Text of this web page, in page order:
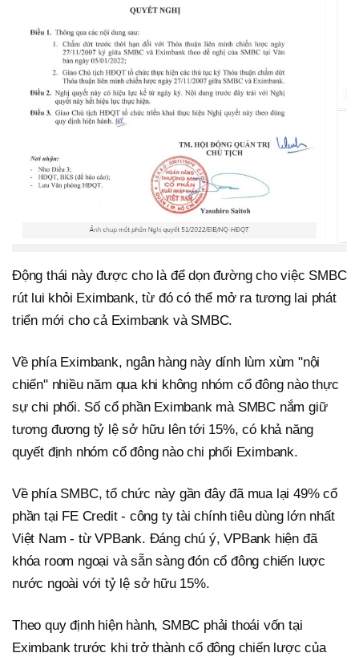
Động thái này được cho là để dọn đường cho việc SMBC
rút lui khỏi Eximbank, từ đó có thể mở ra tương lai phát
triển mới cho cả Eximbank và SMBC.
Về phía Eximbank, ngân hàng này dính lùm xùm "nội
chiến" nhiều năm qua khi không nhóm cổ đông nào thực
sự chi phối. Số cổ phần Eximbank mà SMBC nắm giữ
tương đương tỷ lệ sở hữu lên tới 15%, có khả năng
quyết định nhóm cổ đông nào chi phối Eximbank.
Về phía SMBC, tổ chức này gần đây đã mua lại 49% cổ
phần tại FE Credit - công ty tài chính tiêu dùng lớn nhất
Việt Nam - từ VPBank. Đáng chú ý, VPBank hiện đã
khóa room ngoại và sẵn sàng đón cổ đông chiến lược
nước ngoài với tỷ lệ sở hữu 15%.
Theo quy định hiện hành, SMBC phải thoái vốn tại
Eximbank trước khi trở thành cổ đông chiến lược của